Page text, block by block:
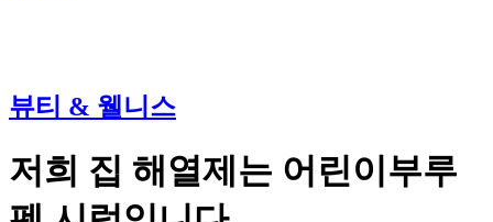
뷰티 & 웰니스
저희 집 해열제는 어린이부루